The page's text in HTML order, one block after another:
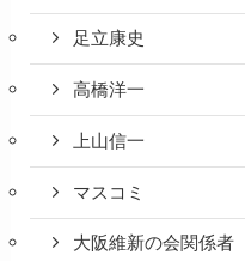
足立康史
高橋洋一
上山信一
マスコミ
大阪維新の会関係者